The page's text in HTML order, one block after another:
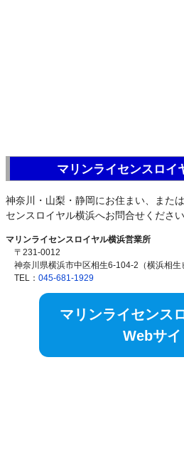
マリンライセンスロイ
神奈川・山梨・静岡にお住まい、また
センスロイヤル横浜へお問合せください
マリンライセンスロイヤル横浜営業所
〒231-0012
神奈川県横浜市中区相生6-104-2（横浜相生
TEL： 045-681-1929
マリンライセンス
Webサイ